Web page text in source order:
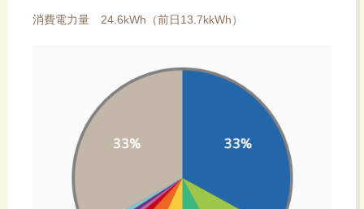
消費電力量 24.6kWh（前日13.7kkWh）